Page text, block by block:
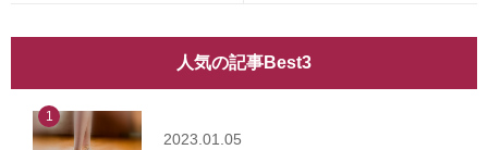
人気の記事Best3
1
2023.01.05